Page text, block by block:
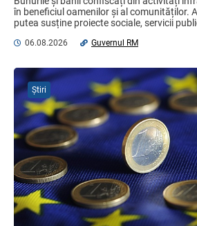
minerale
04.08.2026
Domenii supuse
operative în luna
05.08.2026
Opinia comunității
auditorilor interni în
la standardele
practici
04.08.2026
în beneficiul oamenilor și al comunităților.
putea susține proiecte sociale, servicii
06.08.2026 Guvernul RM
Știri